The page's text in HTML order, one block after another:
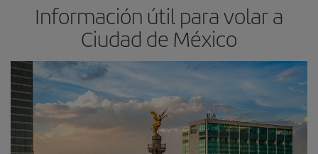
Información útil para volar a
Ciudad de México